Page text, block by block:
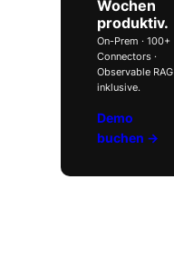
Wochen
produktiv.
On-Prem · 100+
Connectors ·
Observable RAG
inklusive.
Demo
buchen →